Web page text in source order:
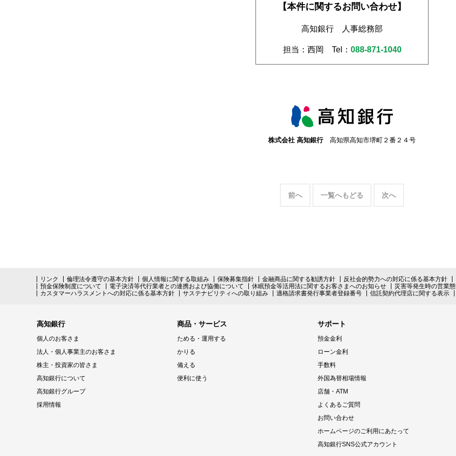
【本件に関するお問い合わせ】
高知銀行 人事総務部
担当：西岡 Tel： 088-871-1040
株式会社 高知銀行高知県高知市堺町２番２４号
前へ 一覧へもどる 次へ
リンク 倫理法令遵守の基本方針 個人情報に関する取組み 保険募集指針 金融商品に関する勧誘方針 反社会的勢力への対応に係る基本方針
預金保険制度について
電子決済等代行業者との連携および協働について 休眠預金等活用法に関するお客さまへのお知らせ
災害等発生時の営業
カスタマーハラスメントへの対応に係る基本方針
サステナビリティへの取り組み 適格請求書発行事業者登録番号 信託契約代理店に関する表示
高知銀行
個人のお客さま
法人・個人事業主のお客さま
株主・投資家の皆さま
高知銀行について
高知銀行グループ
採用情報
商品・サービス
ためる・運用する
かりる
備える
便利に使う
サポート
預金金利
ローン金利
手数料
外国為替相場情報
店舗・ATM
よくあるご質問
お問い合わせ
ホームページのご利用にあたって
高知銀行SNS公式アカウント